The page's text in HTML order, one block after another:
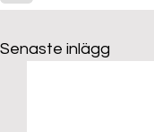
Senaste inlägg